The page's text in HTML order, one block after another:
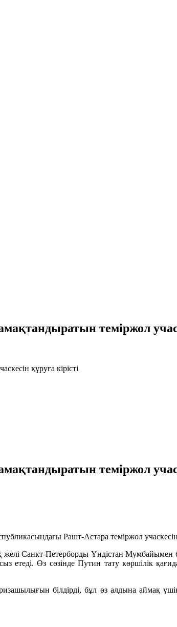
теміржол
құруға кірісті
теміржол
Рашт-Астара теміржол
Санкт-Петерборды Үндістан
етеді. Өз сөзінде Путин тату көршілік
білдірді, бұл өз алдына аймақ